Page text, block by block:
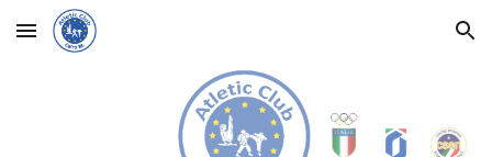
Skip to main content Skip to navigation